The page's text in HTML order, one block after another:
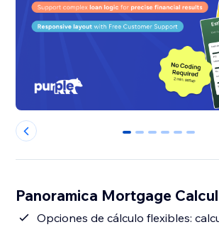
0 1 2 3 4 5
Panoramica Mortgage
Opciones de cálculo flexibles: